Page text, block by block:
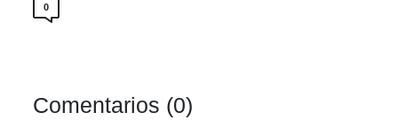
0
Comentarios (0)